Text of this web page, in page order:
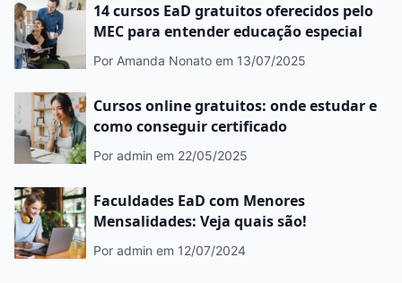
14 cursos EaD gratuitos oferecidos pelo
MEC para entender educação especial
Por Amanda Nonato em 13/07/2025
Cursos online gratuitos: onde estudar e
como conseguir certificado
Por admin em 22/05/2025
Faculdades EaD com Menores
Mensalidades: Veja quais são!
Por admin em 12/07/2024